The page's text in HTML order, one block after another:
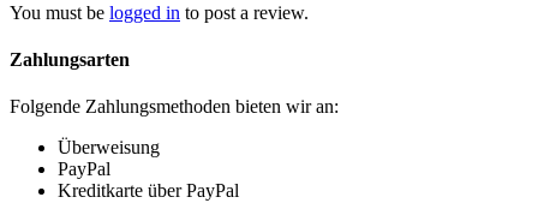
You must be logged in to post a review.
Zahlungsarten
Folgende Zahlungsmethoden bieten wir an:
Überweisung
PayPal
Kreditkarte über PayPal